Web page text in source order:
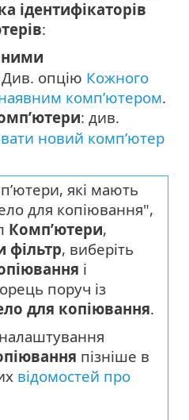
ідентифікаторів
:
Див. опцію Кожного
наявним комп’ютером.
: див.
новий комп’ютер
які мають
для копіювання",
Комп’ютери,
фільтр, виберіть
і
поруч із
для копіювання.
пізніше в
відомостей про